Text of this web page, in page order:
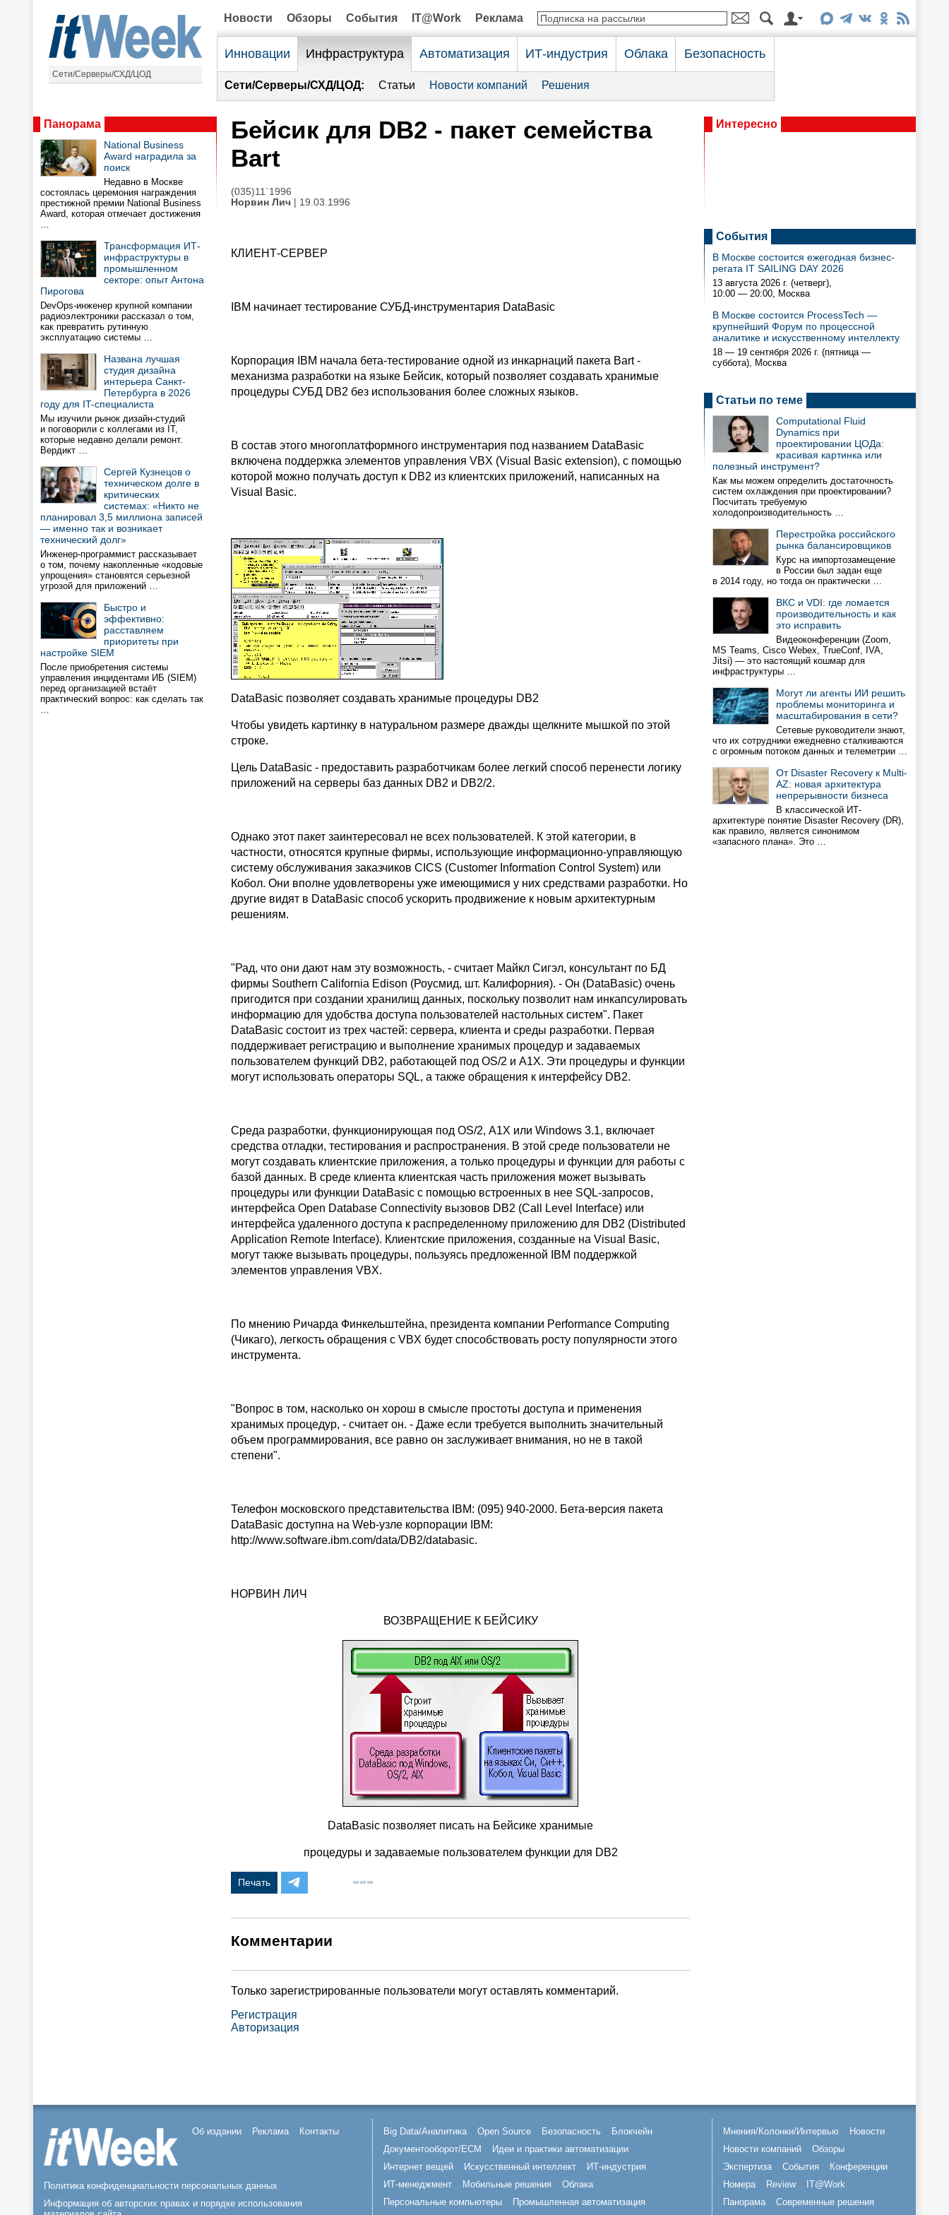
Сети/Серверы/СХД/ЦОД
Новости Обзоры События IT@Work Реклама
Инновации Инфраструктура Автоматизация ИТ-индустрия Облака Безопасность
Сети/Серверы/СХД/ЦОД: Статьи Новости компаний Решения
Панорама
National Business
Award наградила за
поиск
Недавно в Москве
состоялась церемония награждения
престижной премии National Business
Award, которая отмечает достижения
…
Трансформация ИТ-
инфраструктуры в
промышленном
секторе: опыт Антона
Пирогова
DevOps-инженер крупной компании
радиоэлектроники рассказал о том,
как превратить рутинную
эксплуатацию системы …
Названа лучшая
студия дизайна
интерьера Санкт-
Петербурга в 2026
году для IT-специалиста
Мы изучили рынок дизайн-студий
и поговорили с коллегами из IT,
которые недавно делали ремонт.
Вердикт …
Сергей Кузнецов о
техническом долге в
критических
системах: «Никто не
планировал 3,5 миллиона записей
— именно так и возникает
технический долг»
Инженер-программист рассказывает
о том, почему накопленные «кодовые
упрощения» становятся серьезной
угрозой для приложений …
Быстро и
эффективно:
расставляем
приоритеты при
настройке SIEM
После приобретения системы
управления инцидентами ИБ (SIEM)
перед организацией встаёт
практический вопрос: как сделать так
…
Бейсик для DB2 - пакет семейства
Bart
(035)11`1996
Норвин Лич | 19.03.1996
КЛИЕНТ-СЕРВЕР
IBM начинает тестирование СУБД-инструментария DataBasic
Корпорация IBM начала бета-тестирование одной из инкарнаций пакета Bart -
механизма разработки на языке Бейсик, который позволяет создавать хранимые
процедуры СУБД DB2 без использования более сложных языков.
В состав этого многоплатформного инструментария под названием DataBasic
включена поддержка элементов управления VBX (Visual Basic extension), с помощью
которой можно получать доступ к DB2 из клиентских приложений, написанных на
Visual Basic.
DataBasic позволяет создавать хранимые процедуры DB2
Чтобы увидеть картинку в натуральном размере дважды щелкните мышкой по этой
строке.
Цель DataBasic - предоставить разработчикам более легкий способ перенести логику
приложений на серверы баз данных DB2 и DB2/2.
Однако этот пакет заинтересовал не всех пользователей. К этой категории, в
частности, относятся крупные фирмы, использующие информационно-управляющую
систему обслуживания заказчиков CICS (Customer Information Control System) или
Кобол. Они вполне удовлетворены уже имеющимися у них средствами разработки. Но
другие видят в DataBasic способ ускорить продвижение к новым архитектурным
решениям.
"Рад, что они дают нам эту возможность, - считает Майкл Сигэл, консультант по БД
фирмы Southern California Edison (Роусмид, шт. Калифорния). - Он (DataBasic) очень
пригодится при создании хранилищ данных, поскольку позволит нам инкапсулировать
информацию для удобства доступа пользователей настольных систем". Пакет
DataBasic состоит из трех частей: сервера, клиента и среды разработки. Первая
поддерживает регистрацию и выполнение хранимых процедур и задаваемых
пользователем функций DB2, работающей под OS/2 и А1Х. Эти процедуры и функции
могут использовать операторы SQL, а также обращения к интерфейсу DB2.
Среда разработки, функционирующая под OS/2, А1Х или Windows 3.1, включает
средства отладки, тестирования и распространения. В этой среде пользователи не
могут создавать клиентские приложения, а только процедуры и функции для работы с
базой данных. В среде клиента клиентская часть приложения может вызывать
процедуры или функции DataBasic с помощью встроенных в нее SQL-запросов,
интерфейса Open Database Connectivity вызовов DB2 (Call Level Interface) или
интерфейса удаленного доступа к распределенному приложению для DB2 (Distributed
Application Remote Interface). Клиентские приложения, созданные на Visual Basic,
могут также вызывать процедуры, пользуясь предложенной IBM поддержкой
элементов управления VBX.
По мнению Ричарда Финкельштейна, президента компании Performance Computing
(Чикаго), легкость обращения с VBX будет способствовать росту популярности этого
инструмента.
"Вопрос в том, насколько он хорош в смысле простоты доступа и применения
хранимых процедур, - считает он. - Даже если требуется выполнить значительный
объем программирования, все равно он заслуживает внимания, но не в такой
степени".
Телефон московского представительства IBM: (095) 940-2000. Бета-версия пакета
DataBasic доступна на Web-узле корпорации IBM:
http://www.software.ibm.com/data/DB2/databasic.
НОРВИН ЛИЧ
ВОЗВРАЩЕНИЕ К БЕЙСИКУ
DataBasic позволяет писать на Бейсике хранимые
процедуры и задаваемые пользователем функции для DB2
Печать
Комментарии
Только зарегистрированные пользователи могут оставлять комментарий.
Регистрация
Авторизация
Интересно
События
В Москве состоится ежегодная бизнес-
регата IT SAILING DAY 2026
13 августа 2026 г. (четверг),
10:00 — 20:00, Москва
В Москве состоится ProcessTech —
крупнейший Форум по процессной
аналитике и искусственному интеллекту
18 — 19 сентября 2026 г. (пятница —
суббота), Москва
Статьи по теме
Computational Fluid
Dynamics при
проектировании ЦОДа:
красивая картинка или
полезный инструмент?
Как мы можем определить достаточность
систем охлаждения при проектировании?
Посчитать требуемую
холодопроизводительность …
Перестройка российского
рынка балансировщиков
Курс на импортозамещение
в России был задан еще
в 2014 году, но тогда он практически …
ВКС и VDI: где ломается
производительность и как
это исправить
Видеоконференции (Zoom,
MS Teams, Cisco Webex, TrueConf, IVA,
Jitsi) — это настоящий кошмар для
инфраструктуры …
Могут ли агенты ИИ решить
проблемы мониторинга и
масштабирования в сети?
Сетевые руководители знают,
что их сотрудники ежедневно сталкиваются
с огромным потоком данных и телеметрии …
От Disaster Recovery к Multi-
AZ: новая архитектура
непрерывности бизнеса
В классической ИТ-
архитектуре понятие Disaster Recovery (DR),
как правило, является синонимом
«запасного плана». Это …
Об издании Реклама Контакты
Политика конфиденциальности персональных данных
Информация об авторских правах и порядке использования
Big Data/Аналитика Open Source Безопасность
Блокчейн
Документооборот/ECM
Идеи и практики автоматизации
Интернет вещей
Искусственный интеллект
ИТ-индустрия
ИТ-менеджмент
Мобильные решения
Облака
Персональные компьютеры
Промышленная автоматизация
Мнения/Колонки/Интервью
Новости
Новости компаний
Обзоры
Экспертиза
События
Конференции
Номера
Review
IT@Work
Панорама
Современные решения